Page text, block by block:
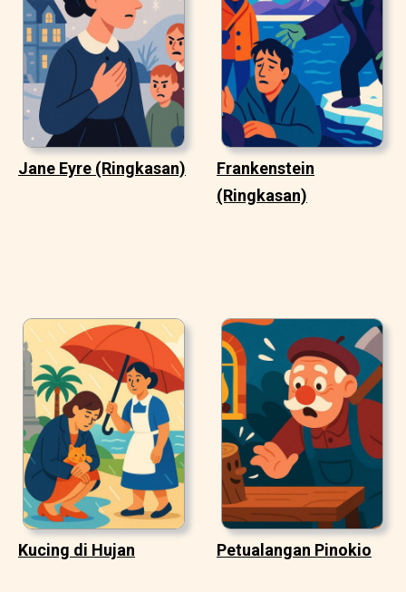
Jane Eyre (Ringkasan)
Frankenstein
(Ringkasan)
Kucing di Hujan Petualangan Pinokio